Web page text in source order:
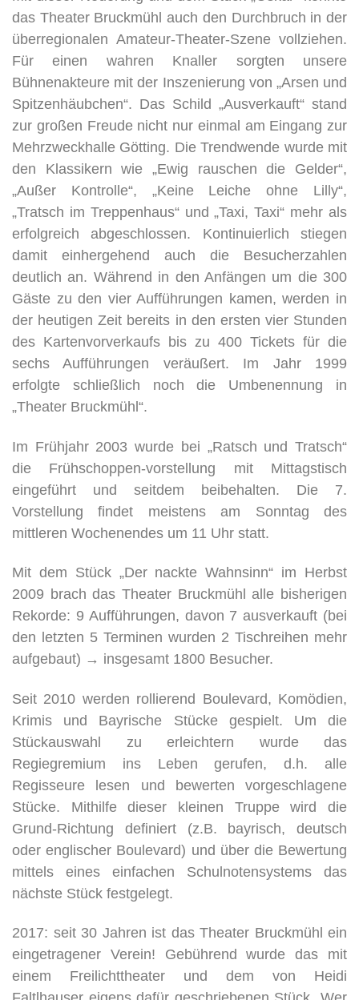
das Theater Bruckmühl auch den Durchbruch in der
überregionalen Amateur-Theater-Szene vollziehen.
Für einen wahren Knaller sorgten unsere
Bühnenakteure mit der Inszenierung von „Arsen und
Spitzenhäubchen“. Das Schild „Ausverkauft“ stand
zur großen Freude nicht nur einmal am Eingang zur
Mehrzweckhalle Götting. Die Trendwende wurde mit
den Klassikern wie „Ewig rauschen die Gelder“,
„Außer Kontrolle“, „Keine Leiche ohne Lilly“,
„Tratsch im Treppenhaus“ und „Taxi, Taxi“ mehr als
erfolgreich abgeschlossen. Kontinuierlich stiegen
damit einhergehend auch die Besucherzahlen
deutlich an. Während in den Anfängen um die 300
Gäste zu den vier Aufführungen kamen, werden in
der heutigen Zeit bereits in den ersten vier Stunden
des Kartenvorverkaufs bis zu 400 Tickets für die
sechs Aufführungen veräußert. Im Jahr 1999
erfolgte schließlich noch die Umbenennung in
„Theater Bruckmühl“.
Im Frühjahr 2003 wurde bei „Ratsch und Tratsch“
die Frühschoppen-vorstellung mit Mittagstisch
eingeführt und seitdem beibehalten. Die 7.
Vorstellung findet meistens am Sonntag des
mittleren Wochenendes um 11 Uhr statt.
Mit dem Stück „Der nackte Wahnsinn“ im Herbst
2009 brach das Theater Bruckmühl alle bisherigen
Rekorde: 9 Aufführungen, davon 7 ausverkauft (bei
den letzten 5 Terminen wurden 2 Tischreihen mehr
aufgebaut) → insgesamt 1800 Besucher.
Seit 2010 werden rollierend Boulevard, Komödien,
Krimis und Bayrische Stücke gespielt. Um die
Stückauswahl zu erleichtern wurde das
Regiegremium ins Leben gerufen, d.h. alle
Regisseure lesen und bewerten vorgeschlagene
Stücke. Mithilfe dieser kleinen Truppe wird die
Grund-Richtung definiert (z.B. bayrisch, deutsch
oder englischer Boulevard) und über die Bewertung
mittels eines einfachen Schulnotensystems das
nächste Stück festgelegt.
2017: seit 30 Jahren ist das Theater Bruckmühl ein
eingetragener Verein! Gebührend wurde das mit
einem Freilichttheater und dem von Heidi